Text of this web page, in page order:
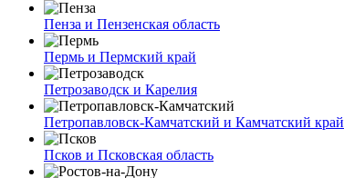
Пенза и Пензенская область
Пермь и Пермский край
Петрозаводск и Карелия
Петропавловск-Камчатский и Камчатский край
Псков и Псковская область